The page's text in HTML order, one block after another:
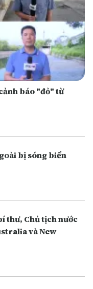
báo "đỏ" từ
bị sóng biển
thư, Chủ tịch nước
và New